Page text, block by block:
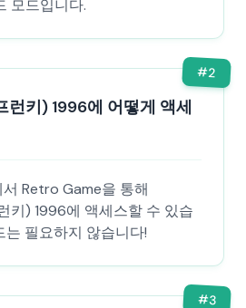
모드입니다.
#2
런키) 1996에 어떻게 액세
Retro Game을 통해
키) 1996에 액세스할 수 있습
는 필요하지 않습니다!
#3